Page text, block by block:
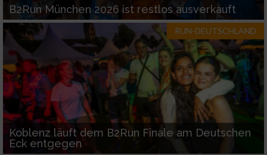
B2Run München 2026 ist restlos ausverkauft
RUN-DEUTSCHLAND
Koblenz läuft dem B2Run Finale am Deutschen
Eck entgegen